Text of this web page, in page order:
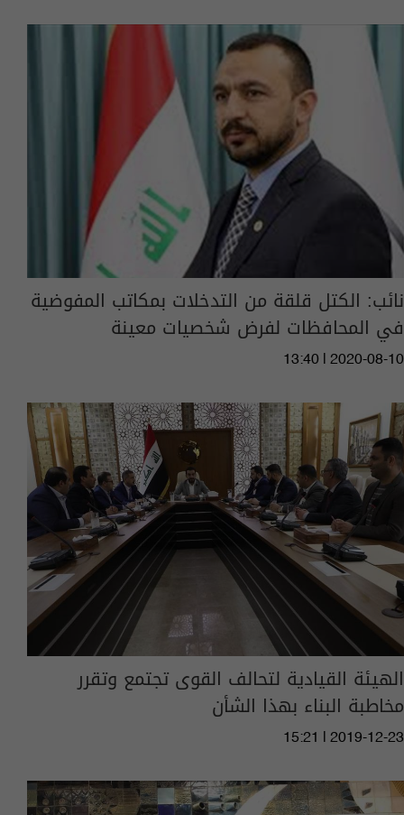
نائب: الكتل قلقة من التدخلات بمكاتب المفوضية
في المحافظات لفرض شخصيات معينة
13:40 | 2020-08-10
الهيئة القيادية لتحالف القوى تجتمع وتقرر
مخاطبة البناء بهذا الشأن
15:21 | 2019-12-23